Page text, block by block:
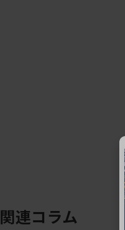
関連コラム